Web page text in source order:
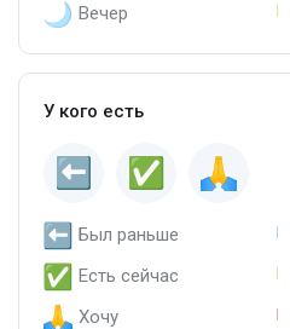
Вечер
У кого есть
Был раньше
Есть сейчас
Хочу